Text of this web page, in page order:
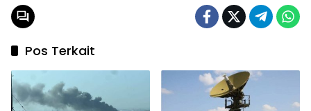
Pos Terkait